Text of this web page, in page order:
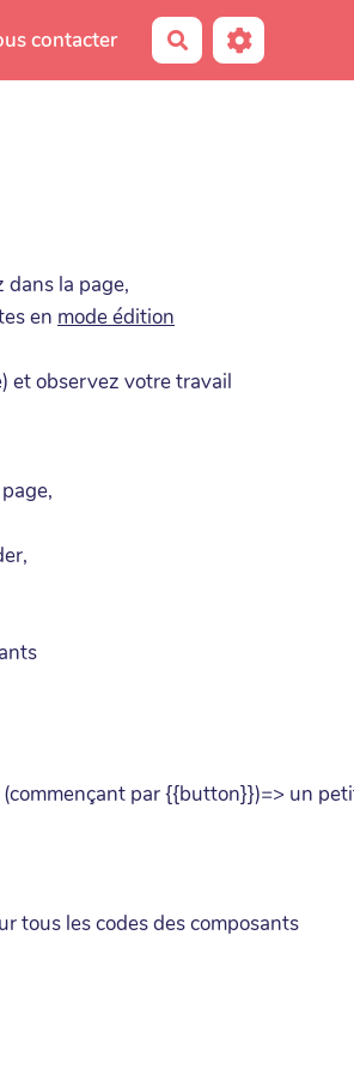
contacter Rechercher
la page,
en mode édition
et observez votre travail
par {{button}})=> un
tous les codes des composants